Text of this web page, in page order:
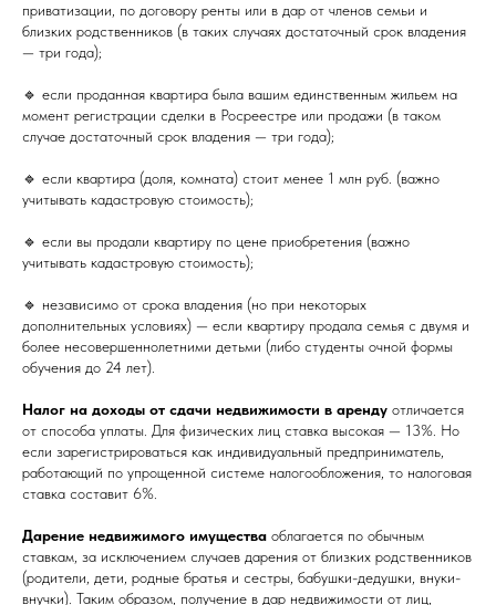
приватизации, по договору ренты или в дар от членов семьи и
близких родственников (в таких случаях достаточный срок владения
— три года);
🔹 если проданная квартира была вашим единственным жильем на
момент регистрации сделки в Росреестре или продажи (в таком
случае достаточный срок владения — три года);
🔹 если квартира (доля, комната) стоит менее 1 млн руб. (важно
учитывать кадастровую стоимость);
🔹 если вы продали квартиру по цене приобретения (важно
учитывать кадастровую стоимость);
🔹 независимо от срока владения (но при некоторых
дополнительных условиях) — если квартиру продала семья с двумя и
более несовершеннолетними детьми (либо студенты очной формы
обучения до 24 лет).
Налог на доходы от сдачи недвижимости в аренду отличается
от способа уплаты. Для физических лиц ставка высокая — 13%. Но
если зарегистрироваться как индивидуальный предприниматель,
работающий по упрощенной системе налогообложения, то налоговая
ставка составит 6%.
Дарение недвижимого имущества облагается по обычным
ставкам, за исключением случаев дарения от близких родственников
(родители, дети, родные братья и сестры, бабушки-дедушки, внуки-
внучки). Таким образом, получение в дар недвижимости от лиц,